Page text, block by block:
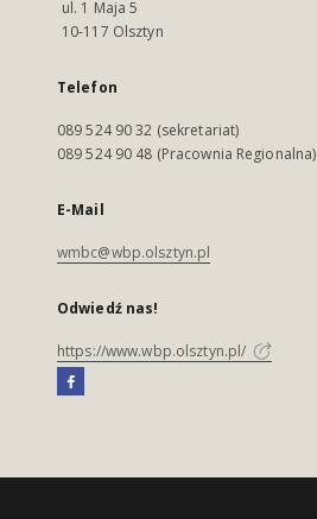
ul. 1 Maja 5
10-117 Olsztyn
Telefon
089 524 90 32 (sekretariat)
089 524 90 48 (Pracownia Regionalna)
E-Mail
wmbc@wbp.olsztyn.pl
Odwiedź nas!
https://www.wbp.olsztyn.pl/